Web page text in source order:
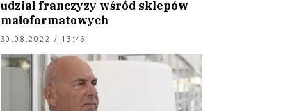
udział franczyzy wśród sklepów
małoformatowych
30.08.2022 / 13:46